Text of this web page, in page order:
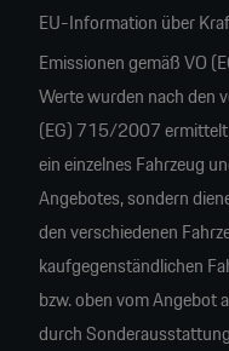
EU-Information über
Emissionen gemäß VO
Werte wurden nach den
(EG) 715/2007
ein einzelnes Fahrzeug
Angebotes, sondern
den verschiedenen
kaufgegenständlichen
bzw. oben vom Angebot
durch